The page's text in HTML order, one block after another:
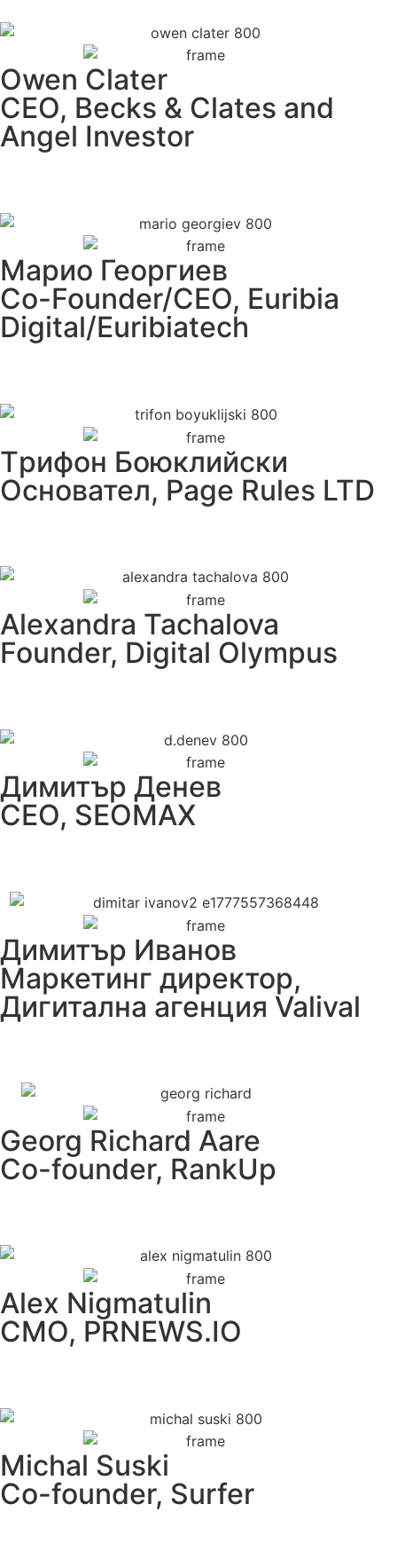
Owen Clater
CEO, Becks & Clates and
Angel Investor
Марио Георгиев
Co-Founder/CEO, Euribia
Digital/Euribiatech
Tрифон Боюклийски
Основател, Page Rules LTD
Alexandra Tachalova
Founder, Digital Olympus
Димитър Денев
СЕО, SEOMAX
Димитър Иванов
Маркетинг директор,
Дигитална агенция Valival
Georg Richard Aare
Co-founder, RankUp
Alex Nigmatulin
CMO, PRNEWS.IO
Michal Suski
Co-founder, Surfer